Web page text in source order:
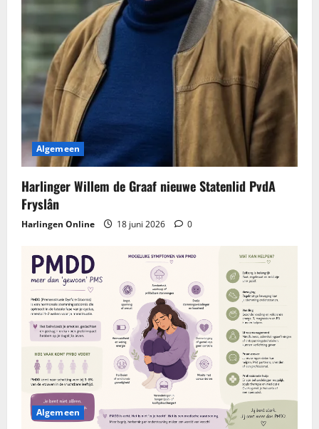
Algemeen
Harlinger Willem de Graaf nieuwe Statenlid PvdA
Fryslân
Harlingen Online 18 juni 2026 0
Algemeen